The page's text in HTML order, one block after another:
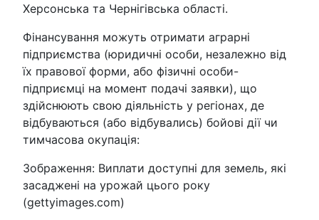
Херсонська та Чернігівська області.
Фінансування можуть отримати аграрні
підприємства (юридичні особи, незалежно від
їх правової форми, або фізичні особи-
підприємці на момент подачі заявки), що
здійснюють свою діяльність у регіонах, де
відбуваються (або відбувались) бойові дії чи
тимчасова окупація:
Зображення: Виплати доступні для земель, які
засаджені на урожай цього року
(gettyimages.com)